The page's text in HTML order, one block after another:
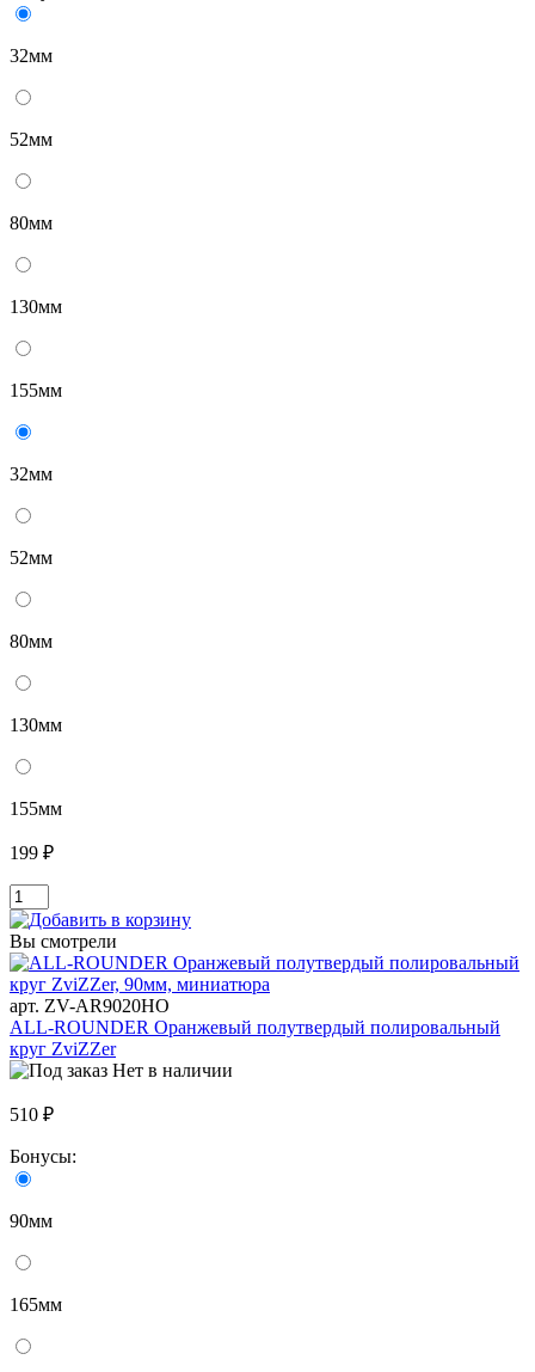
32мм
52мм
80мм
130мм
155мм
32мм
52мм
80мм
130мм
155мм
199 ₽
Вы смотрели
арт. ZV-AR9020HO
ALL-ROUNDER Оранжевый полутвердый полировальный
круг ZviZZer
Нет в наличии
510 ₽
Бонусы:
90мм
165мм